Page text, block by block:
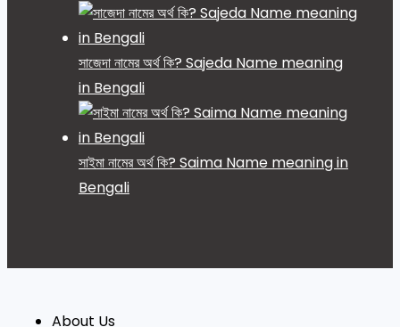
সাজেদা নামের অর্থ কি? Sajeda Name meaning
in Bengali
সাইমা নামের অর্থ কি? Saima Name meaning in
Bengali
About Us